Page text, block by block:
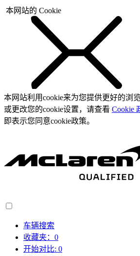
本网站的 Cookie
本网站利用cookie来为您提供更好的浏
或更改您的cookie设置，请查看 Cookie
即表示您同意cookie政策。
车辆搜索
收藏夹： 0
开始对比: 0